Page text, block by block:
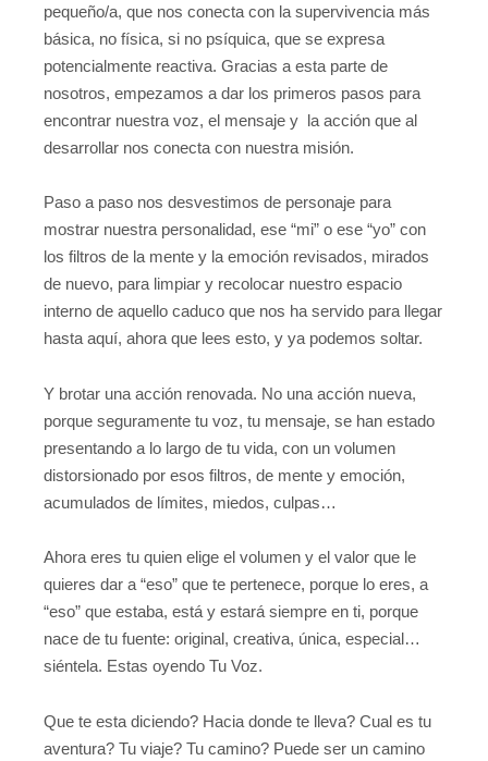
pequeño/a, que nos conecta con la supervivencia más
básica, no física, si no psíquica, que se expresa
potencialmente reactiva. Gracias a esta parte de
nosotros, empezamos a dar los primeros pasos para
encontrar nuestra voz, el mensaje y la acción que al
desarrollar nos conecta con nuestra misión.
Paso a paso nos desvestimos de personaje para
mostrar nuestra personalidad, ese “mi” o ese “yo” con
los filtros de la mente y la emoción revisados, mirados
de nuevo, para limpiar y recolocar nuestro espacio
interno de aquello caduco que nos ha servido para llegar
hasta aquí, ahora que lees esto, y ya podemos soltar.
Y brotar una acción renovada. No una acción nueva,
porque seguramente tu voz, tu mensaje, se han estado
presentando a lo largo de tu vida, con un volumen
distorsionado por esos filtros, de mente y emoción,
acumulados de límites, miedos, culpas…
Ahora eres tu quien elige el volumen y el valor que le
quieres dar a “eso” que te pertenece, porque lo eres, a
“eso” que estaba, está y estará siempre en ti, porque
nace de tu fuente: original, creativa, única, especial…
siéntela. Estas oyendo Tu Voz.
Que te esta diciendo? Hacia donde te lleva? Cual es tu
aventura? Tu viaje? Tu camino? Puede ser un camino